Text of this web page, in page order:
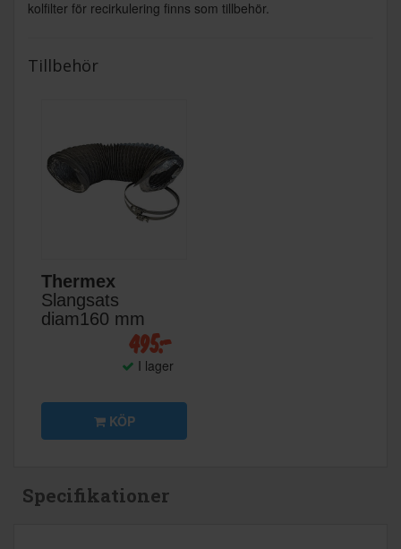
kolfilter för recirkulering finns som tillbehör.
Tillbehör
Thermex
Slangsats
diam160 mm
495:-
I lager
KÖP
Specifikationer